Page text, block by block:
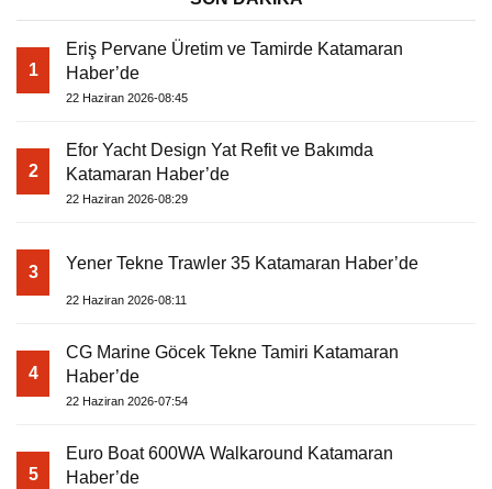
1
Eriş Pervane Üretim ve Tamirde Katamaran
Haber’de
22 Haziran 2026-08:45
2
Efor Yacht Design Yat Refit ve Bakımda
Katamaran Haber’de
22 Haziran 2026-08:29
3 Yener Tekne Trawler 35 Katamaran Haber’de
22 Haziran 2026-08:11
4
CG Marine Göcek Tekne Tamiri Katamaran
Haber’de
22 Haziran 2026-07:54
5
Euro Boat 600WA Walkaround Katamaran
Haber’de